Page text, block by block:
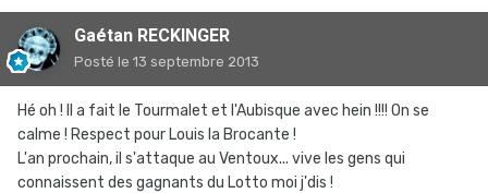
Gaétan RECKINGER
Posté le 13 septembre 2013
Hé oh ! Il a fait le Tourmalet et l'Aubisque avec hein !!!! On se
calme ! Respect pour Louis la Brocante !
L'an prochain, il s'attaque au Ventoux... vive les gens qui
connaissent des gagnants du Lotto moi j'dis !